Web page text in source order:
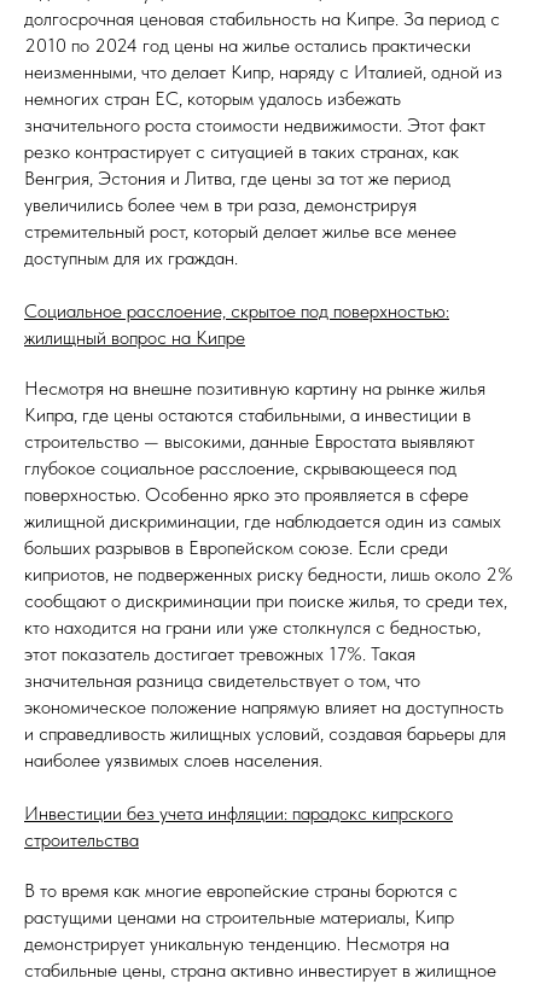
долгосрочная ценовая стабильность на Кипре. За период с
2010 по 2024 год цены на жилье остались практически
неизменными, что делает Кипр, наряду с Италией, одной из
немногих стран ЕС, которым удалось избежать
значительного роста стоимости недвижимости. Этот факт
резко контрастирует с ситуацией в таких странах, как
Венгрия, Эстония и Литва, где цены за тот же период
увеличились более чем в три раза, демонстрируя
стремительный рост, который делает жилье все менее
доступным для их граждан.
Социальное расслоение, скрытое под поверхностью:
жилищный вопрос на Кипре
Несмотря на внешне позитивную картину на рынке жилья
Кипра, где цены остаются стабильными, а инвестиции в
строительство — высокими, данные Евростата выявляют
глубокое социальное расслоение, скрывающееся под
поверхностью. Особенно ярко это проявляется в сфере
жилищной дискриминации, где наблюдается один из самых
больших разрывов в Европейском союзе. Если среди
киприотов, не подверженных риску бедности, лишь около 2%
сообщают о дискриминации при поиске жилья, то среди тех,
кто находится на грани или уже столкнулся с бедностью,
этот показатель достигает тревожных 17%. Такая
значительная разница свидетельствует о том, что
экономическое положение напрямую влияет на доступность
и справедливость жилищных условий, создавая барьеры для
наиболее уязвимых слоев населения.
Инвестиции без учета инфляции: парадокс кипрского
строительства
В то время как многие европейские страны борются с
растущими ценами на строительные материалы, Кипр
демонстрирует уникальную тенденцию. Несмотря на
стабильные цены, страна активно инвестирует в жилищное